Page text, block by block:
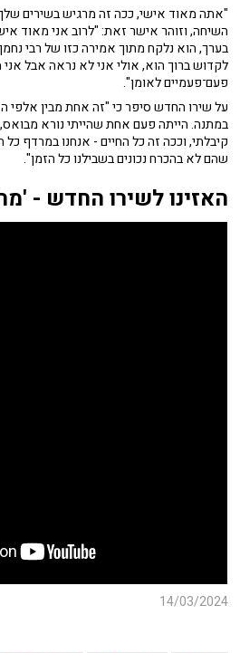
"אתה מאוד אישי, ככה זה מרגיש בשירים
השיחה, וזוהר אישר זאת: "לרוב אני מאוד
בערך, הוא נלקח מתוך אמירה כזו של רבי
לקדוש ברוך הוא, אולי אני לא נראה אבל
פעם־פעמיים לאומן".
על שירו החדש סיפר כי "זה אחת מבין אלפי
במתנה. הייתה פעם אחת שהייתי נורא
קיבלתי, וככה זה כל החיים - אנחנו במרדף כל
שהם לא בהכרח נכונים בשבילנו כל הזמן".
האזינו לשירו החדש -
14/03/2024